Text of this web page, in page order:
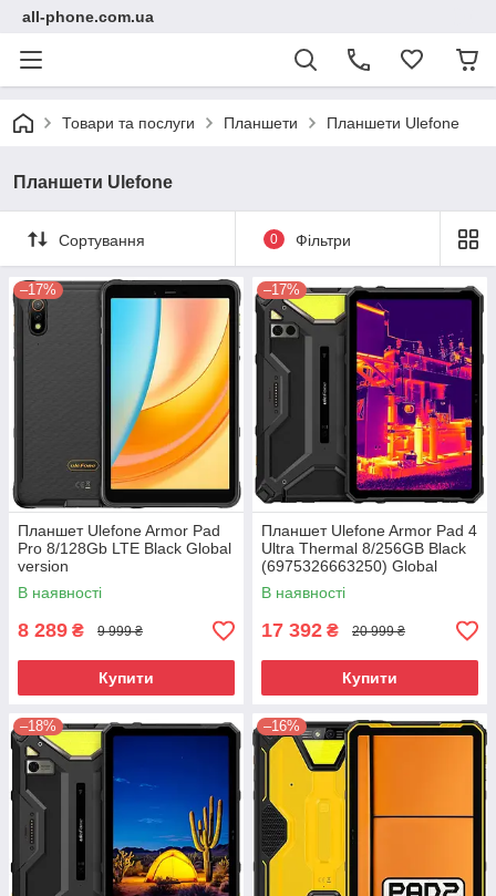
all-phone.com.ua
Товари та послуги Планшети Планшети Ulefone
Планшети Ulefone
Сортування 0 Фільтри
–17%
Планшет Ulefone Armor Pad
Pro 8/128Gb LTE Black Global
version
В наявності
8 289 ₴ 9 999 ₴
Купити
–17%
Планшет Ulefone Armor Pad 4
Ultra Thermal 8/256GB Black
(6975326663250) Global
version
В наявності
17 392 ₴ 20 999 ₴
Купити
–18% –16%